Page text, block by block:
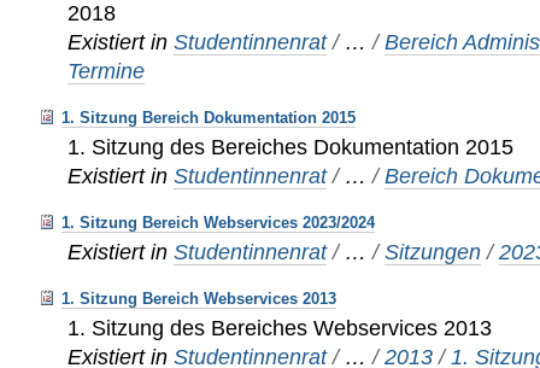
2018
Existiert in Studentinnenrat / …/Bereich
Termine
1. Sitzung Bereich Dokumentation 2015
1. Sitzung des Bereiches Dokumentation 2015
Existiert in Studentinnenrat / …/Bereich
1. Sitzung Bereich Webservices 2023/2024
Existiert in Studentinnenrat / …/Sitzungen /
1. Sitzung Bereich Webservices 2013
1. Sitzung des Bereiches Webservices 2013
Existiert in Studentinnenrat / …/2013 / 1.